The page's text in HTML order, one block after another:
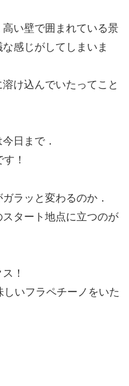
い壁で囲まれている景
感じがしてしまいま
け込んでいたってこと
日まで．
！
ラッと変わるのか．
タート地点に立つのが
！
いフラペチーノをいた